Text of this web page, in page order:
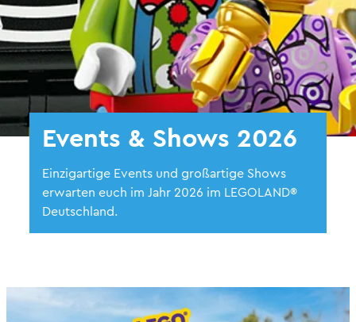
Events & Shows 2026
Einzigartige Events und großartige Shows
erwarten euch im Jahr 2026 im LEGOLAND®
Deutschland.